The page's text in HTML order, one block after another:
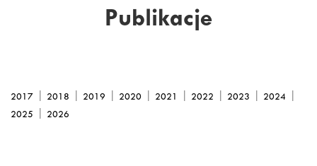
Publikacje
2017 2018 2019 2020 2021 2022 2023 2024
2025 2026